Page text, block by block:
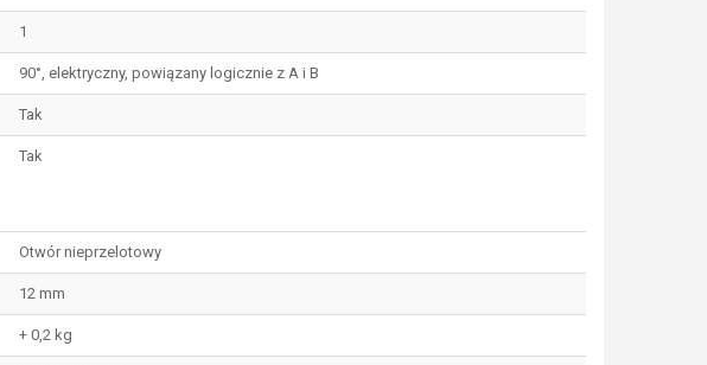
1
90°, elektryczny, powiązany logicznie z A i B
Tak
Tak
Otwór nieprzelotowy
12 mm
+ 0,2 kg